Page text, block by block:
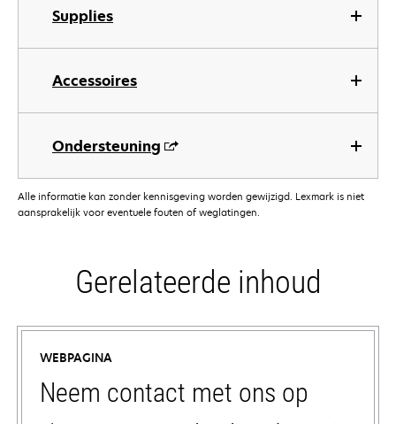
Supplies
Accessoires
Ondersteuning
Alle informatie kan zonder kennisgeving worden gewijzigd. Lexmark is niet
aansprakelijk voor eventuele fouten of weglatingen.
Gerelateerde inhoud
WEBPAGINA
Neem contact met ons op